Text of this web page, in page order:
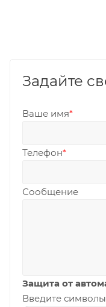
Задайте
Ваше имя*
Телефон*
Сообщение
Защита от
Введите